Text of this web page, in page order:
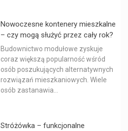
Nowoczesne kontenery mieszkalne
– czy mogą służyć przez cały rok?
Budownictwo modułowe zyskuje
coraz większą popularność wśród
osób poszukujących alternatywnych
rozwiązań mieszkaniowych. Wiele
osób zastanawia...
Stróżówka – funkcjonalne